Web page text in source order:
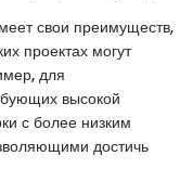
свои преимуществ,
проектах могут
для
высокой
с более низким
достичь